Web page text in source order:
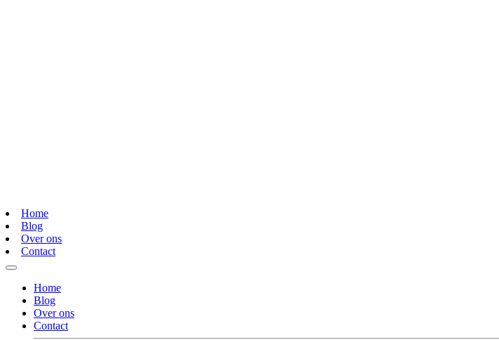
Home
Blog
Over ons
Contact
Home
Blog
Over ons
Contact